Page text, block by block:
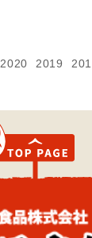
2020 2019